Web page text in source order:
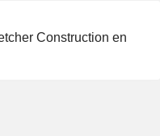
Construction en